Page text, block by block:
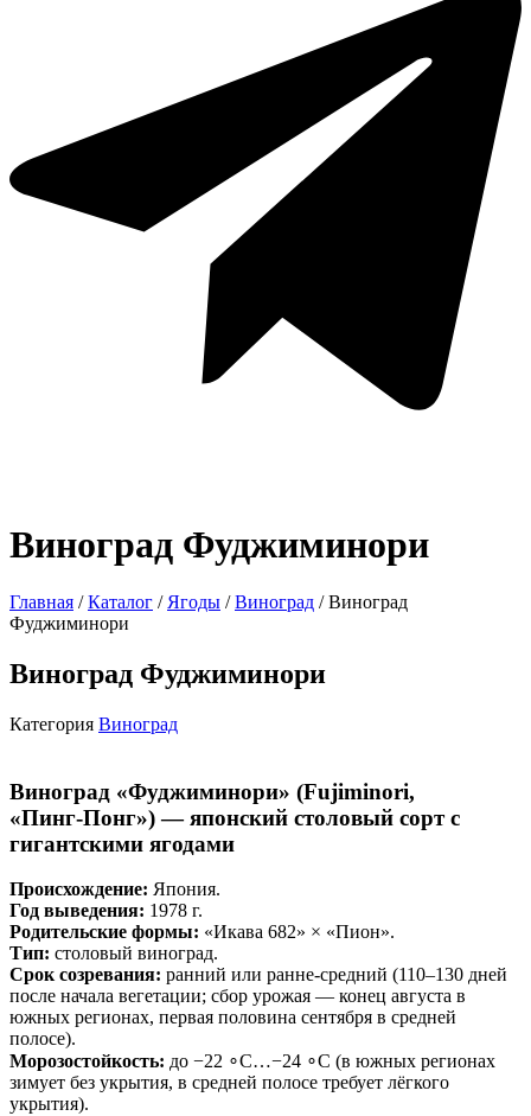
Виноград Фуджиминори
Главная /Каталог / Ягоды /Виноград / Виноград
Фуджиминори
Виноград Фуджиминори
Категория Виноград
Виноград «Фуджиминори» (Fujiminori,
«Пинг‑Понг») — японский столовый сорт с
гигантскими ягодами
Происхождение: Япония.
Год выведения: 1978 г.
Родительские формы: «Икава 682» × «Пион».
Тип: столовый виноград.
Срок созревания: ранний или ранне‑средний (110–130 дней
после начала вегетации; сбор урожая — конец августа в
южных регионах, первая половина сентября в средней
полосе).
Морозостойкость: до −22 ∘C…−24 ∘C (в южных регионах
зимует без укрытия, в средней полосе требует лёгкого
укрытия).